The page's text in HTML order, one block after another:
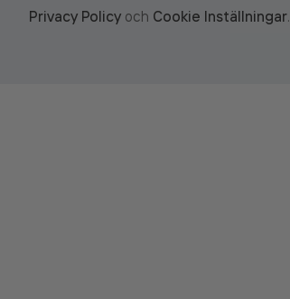
Privacy Policy och Cookie Inställningar.